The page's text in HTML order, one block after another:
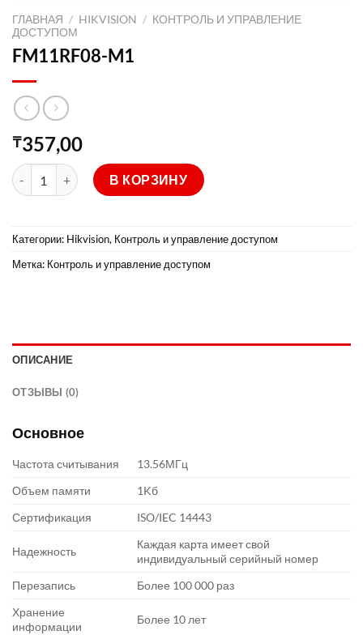
ГЛАВНАЯ / HIKVISION / КОНТРОЛЬ И УПРАВЛЕНИЕ
ДОСТУПОМ
FM11RF08-M1
₸357,00
Количество товара FM11RF08-M1
В КОРЗИНУ
Категории: Hikvision, Контроль и управление доступом
Метка: Контроль и управление доступом
ОПИСАНИЕ
ОТЗЫВЫ (0)
Основное
Частота считывания
13.56МГц
Объем памяти
1Kб
Сертификация
ISO/IEC 14443
Надежность
Каждая карта имеет свой
индивидуальный серийный номер
Перезапись
Более 100 000 раз
Хранение
информации
Более 10 лет